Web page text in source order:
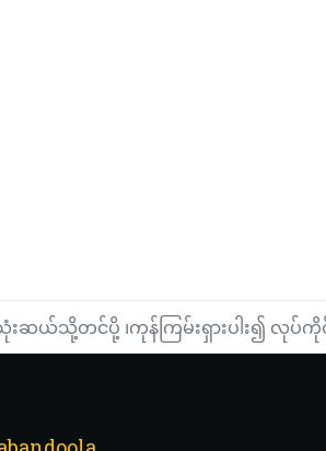
ကံ၊သုံးဆယ်သို့တင်ပို့ ၊ကုန်ကြမ်းရှားပါး၍ လု